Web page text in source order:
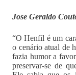
Jose Geraldo
“O Henfil é um
o cenário atual de
fazia humor a
preservar-se de